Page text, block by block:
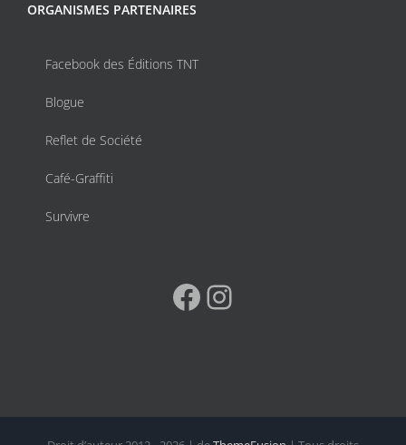
ORGANISMES PARTENAIRES
Facebook des Éditions TNT
Blogue
Reflet de Société
Café-Graffiti
Survivre
Facebook